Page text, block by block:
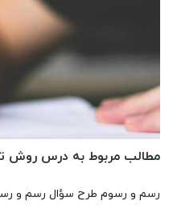
مطالب مربوط به درس روش
رسم و رسوم طرح سؤال رسم و